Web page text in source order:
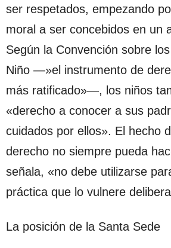
ser respetados, empezando
moral a ser concebidos en un
Según la Convención sobre
Niño —»el instrumento de
más ratificado»—, los niños
«derecho a conocer a sus
cuidados por ellos». El hecho
derecho no siempre pueda
señala, «no debe utilizarse
práctica que lo vulnere
La posición de la Santa Sede